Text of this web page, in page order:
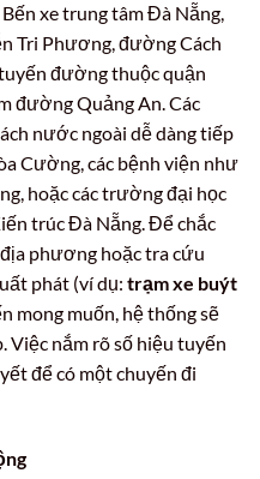
xe trung tâm Đà Nẵng,
Tri Phương, đường Cách
tuyến đường thuộc quận
đường Quảng An. Các
nước ngoài dễ dàng tiếp
Cường, các bệnh viện như
hoặc các trường đại học
trúc Đà Nẵng. Để chắc
phương hoặc tra cứu
phát (ví dụ: trạm xe buýt
mong muốn, hệ thống sẽ
Việc nắm rõ số hiệu tuyến
để có một chuyến đi